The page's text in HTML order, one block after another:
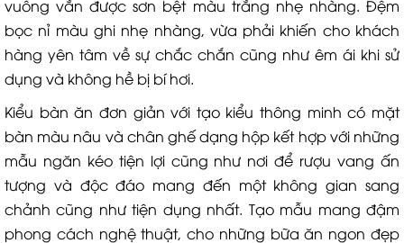
vuông vắn được sơn bệt màu trắng nhẹ nhàng. Đệm
bọc nỉ màu ghi nhẹ nhàng, vừa phải khiến cho khách
hàng yên tâm về sự chắc chắn cũng như êm ái khi sử
dụng và không hề bị bí hơi.
Kiểu bàn ăn đơn giản với tạo kiểu thông minh có mặt
bàn màu nâu và chân ghế dạng hộp kết hợp với những
mẫu ngăn kéo tiện lợi cũng như nơi để rượu vang ấn
tượng và độc đáo mang đến một không gian sang
chảnh cũng như tiện dụng nhất. Tạo mẫu mang đậm
phong cách nghệ thuật, cho những bữa ăn ngon đẹp